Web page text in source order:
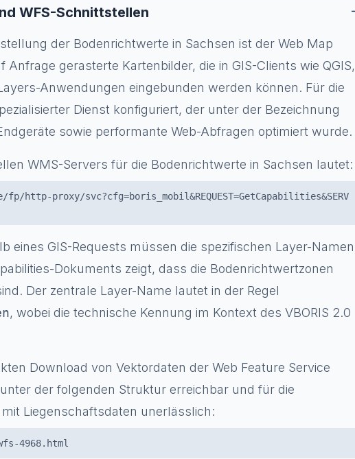
WFS-Schnittstellen
der Bodenrichtwerte in Sachsen ist der Web Map
Anfrage gerasterte Kartenbilder, die in GIS-Clients wie QGIS,
Anwendungen eingebunden werden können. Für die
Dienst konfiguriert, der unter der Bezeichnung
sowie performante Web-Abfragen optimiert wurde.
WMS-Servers für die Bodenrichtwerte in Sachsen lautet:
http-proxy/svc?cfg=boris_mobil&REQUEST=GetCapabilities&SERV
eines GIS-Requests müssen die spezifischen Layer-Namen
Dokuments zeigt, dass die Bodenrichtwertzonen
Der zentrale Layer-Name lautet in der Regel
, wobei die technische Kennung im Kontext des VBORIS 2.0
Download von Vektordaten der Web Feature Service
unter der folgenden Struktur erreichbar und für die
Liegenschaftsdaten unerlässlich:
4968.html